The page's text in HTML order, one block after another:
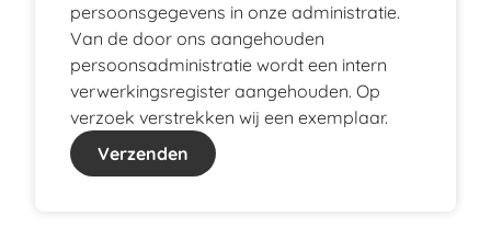
persoonsgegevens in onze administratie.
Van de door ons aangehouden
persoonsadministratie wordt een intern
verwerkingsregister aangehouden. Op
verzoek verstrekken wij een exemplaar.